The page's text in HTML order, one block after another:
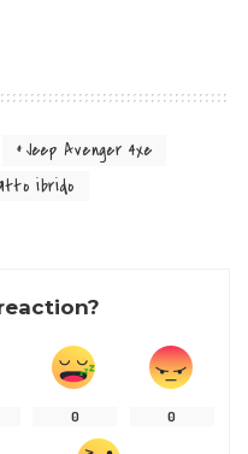
Jeep Avenger 4xe
ibrido
0 0